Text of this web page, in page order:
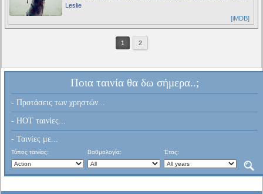
Leslie
[iMDB]
1 2
Ποια ταινία θα δω σήμερα..;
- Προτάσεις των χρηστών...
- HOT ταινίες...
- Ταινίες με...
Τύπος ταινίας: Βαθμολογία: Έτος: